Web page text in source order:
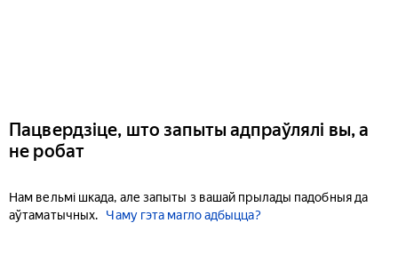
Пацвердзіце, што запыты адпраўлялі вы, а
не робат
Нам вельмі шкада, але запыты з вашай прылады падобныя да
аўтаматычных.
Чаму гэта магло адбыцца?